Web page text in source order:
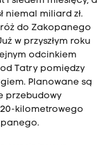
niemal miliard zł.
do Zakopanego
w przyszłym roku
odcinkiem
Tatry pomiędzy
Planowane są
przebudowy
kilometrowego